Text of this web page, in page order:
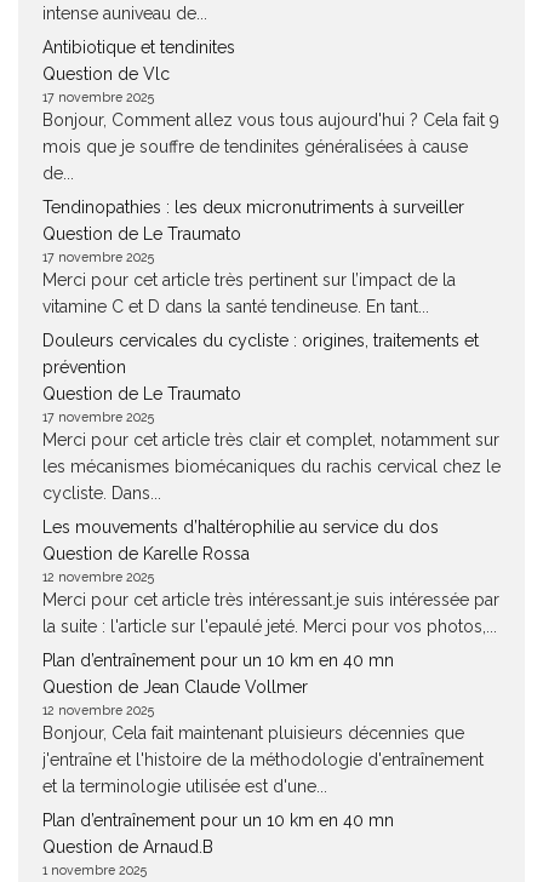
intense auniveau de...
Antibiotique et tendinites
Question de Vlc
17 novembre 2025
Bonjour, Comment allez vous tous aujourd'hui ? Cela fait 9
mois que je souffre de tendinites généralisées à cause
de...
Tendinopathies : les deux micronutriments à surveiller
Question de Le Traumato
17 novembre 2025
Merci pour cet article très pertinent sur l’impact de la
vitamine C et D dans la santé tendineuse. En tant...
Douleurs cervicales du cycliste : origines, traitements et
prévention
Question de Le Traumato
17 novembre 2025
Merci pour cet article très clair et complet, notamment sur
les mécanismes biomécaniques du rachis cervical chez le
cycliste. Dans...
Les mouvements d’haltérophilie au service du dos
Question de Karelle Rossa
12 novembre 2025
Merci pour cet article très intéressant.je suis intéressée par
la suite : l'article sur l'epaulé jeté. Merci pour vos photos,...
Plan d’entraînement pour un 10 km en 40 mn
Question de Jean Claude Vollmer
12 novembre 2025
Bonjour, Cela fait maintenant pluisieurs décennies que
j'entraîne et l'histoire de la méthodologie d'entraînement
et la terminologie utilisée est d'une...
Plan d’entraînement pour un 10 km en 40 mn
Question de Arnaud.B
1 novembre 2025